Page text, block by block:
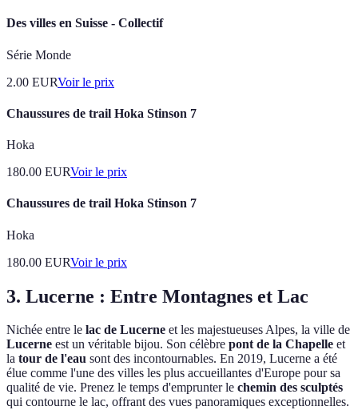
Des villes en Suisse - Collectif
Série Monde
2.00 EURVoir le prix
Chaussures de trail Hoka Stinson 7
Hoka
180.00 EURVoir le prix
Chaussures de trail Hoka Stinson 7
Hoka
180.00 EURVoir le prix
3. Lucerne : Entre Montagnes et Lac
Nichée entre le lac de Lucerne et les majestueuses Alpes, la ville de
Lucerne est un véritable bijou. Son célèbre pont de la Chapelle et
la tour de l'eau sont des incontournables. En 2019, Lucerne a été
élue comme l'une des villes les plus accueillantes d'Europe pour sa
qualité de vie. Prenez le temps d'emprunter le chemin des sculptés
qui contourne le lac, offrant des vues panoramiques exceptionnelles.